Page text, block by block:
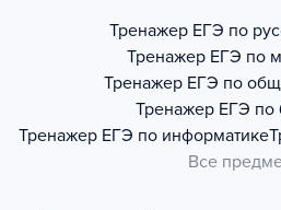
Тренажер ЕГЭ по
Тренажер ЕГЭ по
Тренажер ЕГЭ по
Тренажер ЕГЭ по
Тренажер ЕГЭ по информатике
Все